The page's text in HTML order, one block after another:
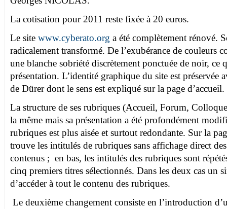
La cotisation pour 2011 reste fixée à 20 euros.
Le site www.cyberato.org a été complètement rénové.
radicalement transformé. De l’exubérance de couleurs
une blanche sobriété discrètement ponctuée de noir, ce
présentation. L’identité graphique du site est préservée
de Dürer dont le sens est expliqué sur la page d’accueil.
La structure de ses rubriques (Accueil, Forum,
la même mais sa présentation a été profondément
rubriques est plus aisée et surtout redondante. Sur la
trouve les intitulés de rubriques sans affichage direct
contenus ; en bas, les intitulés des rubriques sont
cinq premiers titres sélectionnés. Dans les deux cas un
d’accéder à tout le contenu des rubriques.
Le deuxième changement consiste en l’introduction